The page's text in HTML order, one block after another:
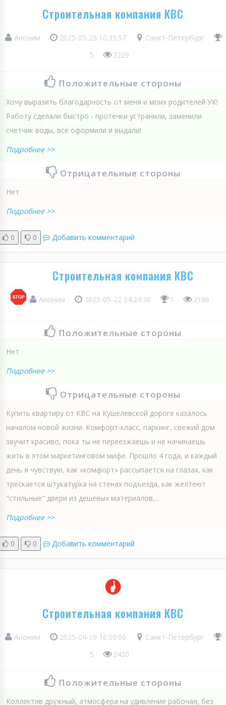
Строительная компания КВС
Аноним 2025-05-23 10:35:57
Санкт-Петербург
5
2229
Положительные стороны
Хочу выразить благодарность от меня и моих родителей УК!
Работу сделали быстро - протечки устранили, заменили
счетчик воды, всё оформили и выдали!
Подробнее >>
Отрицательные стороны
Нет
Подробнее >>
0 0 Добавить комментарий
Строительная компания КВС
Аноним 2025-05-22 04:24:30 1 2166
Положительные стороны
Нет
Подробнее >>
Отрицательные стороны
Купить квартиру от КВС на Кушелевской дороге казалось
началом новой жизни. Комфорт-класс, паркинг, свежий дом
звучит красиво, пока ты не переезжаешь и не начинаешь
жить в этом маркетинговом мифе. Прошло 4 года, и каждый
день я чувствую, как «комфорт» рассыпается на глазах, как
трескается штукатурка на стенах подъезда, как желтеют
"стильные" двери из дешёвых материалов,...
Подробнее >>
0 0 Добавить комментарий
Строительная компания КВС
Аноним 2025-04-19 16:00:06
Санкт-Петербург
5
2420
Положительные стороны
Коллектив дружный, атмосфера на удивление рабочая, без